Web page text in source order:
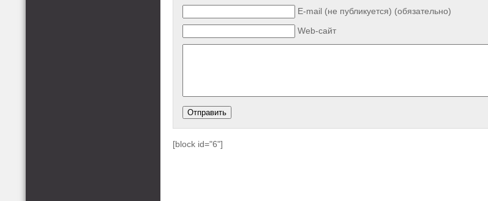
E-mail (не публикуется) (обязательно)
Web-сайт
[block id="6"]